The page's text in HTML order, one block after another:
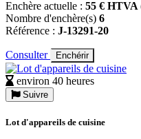
Enchère actuelle : 55 € HTVA
Nombre d'enchère(s) 6
Référence : J-13291-20
Consulter Enchérir
environ 40 heures
Suivre
Lot d'appareils de cuisine